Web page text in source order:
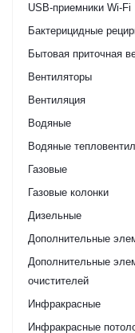
USB-приемники Wi-Fi
Бактерицидные
Бытовая приточная
Вентиляторы
Вентиляция
Водяные
Водяные
Газовые
Газовые колонки
Дизельные
Дополнительные
Дополнительные
очистителей
Инфракрасные
Инфракрасные